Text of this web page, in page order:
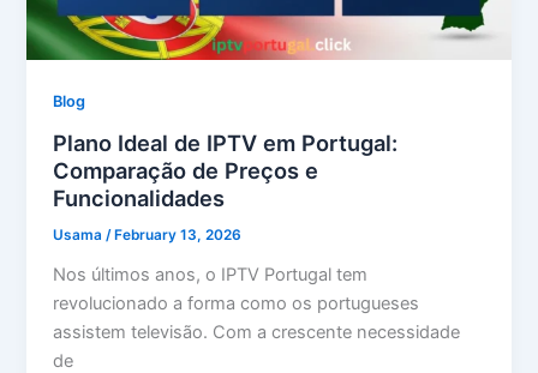
Blog
Plano Ideal de IPTV em Portugal:
Comparação de Preços e
Funcionalidades
Usama /February 13, 2026
Nos últimos anos, o IPTV Portugal tem
revolucionado a forma como os portugueses
assistem televisão. Com a crescente necessidade
de